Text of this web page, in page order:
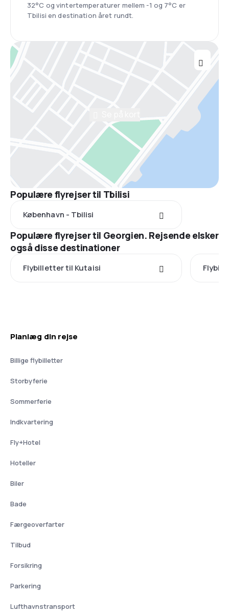
32°C og vintertemperaturer mellem -1 og 7°C er
Tbilisi en destination året rundt.
Populære flyrejser til Tbilisi
København - Tbilisi
Populære flyrejser til Georgien. Rejsende elsker
også disse destinationer
Flybilletter til Kutaisi
Planlæg din rejse
Billige flybilletter
Storbyferie
Sommerferie
Indkvartering
Fly+Hotel
Hoteller
Biler
Bade
Færgeoverfarter
Tilbud
Forsikring
Parkering
Lufthavnstransport